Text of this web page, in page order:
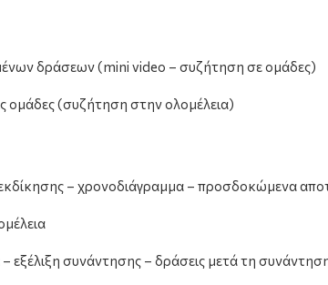
δράσεων (mini video – συζήτηση σε ομάδες)
ομάδες (συζήτηση στην ολομέλεια)
– χρονοδιάγραμμα – προσδοκώμενα
εξέλιξη συνάντησης – δράσεις μετά τη